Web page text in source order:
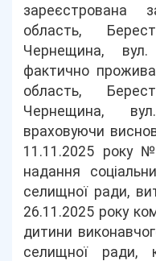
зареєстрована
область,
Чернещина,
фактично
область,
Чернещина,
враховуючи
11.11.2025 року
надання
селищної ради,
26.11.2025 року
дитини
селищної ради,